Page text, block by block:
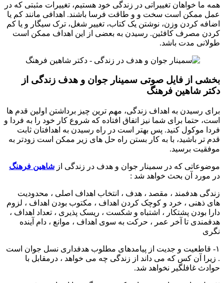
همه ما خواهان تغییراتی در زندگی خود هستیم، تغییرات مثبتی که در
عمل ممکن است سخت و و طاقت فرسا باشند. اهدافی مانند کم یا
اضافه کردن وزن، نوشتن یک کتاب، تغییر شغل، ترک سیگار و یا کم
کردن مصرف کافئین. رسیدن به بعضی از این اهداف ممکن است
طولانی مدت باشد.
بخشی از فایل صوتی سمینار جوان و هدف زندگی از
دکتر شاهین فرهنگ
برای رسیدن به اهداف زندگی، مهم ترین چیز برداشتن اولین قدم ها
است، حتما برای شما نیز اتفاق افتاده که شروع کار خود را به فردا و
فردا موکول کنید. پس بهتر است در راه رسیدن به اهدافتان ثابت
قدم تر باشید، با به کار بستن راه حل های زیر ممکن است زودتر به
موفقیت برسید.
موضوعاتی که در سمینار جوان و هدف در زندگی از شاهین فرهنگ
در مورد آن بحث خواهد شد :
زندگی هدفمند ، مقصد ، هدف ، انتخاب اهداف اصلی ، محدودیت
های ذهنی ، خرد و کوچک کردن اهداف ، مکتوب بودن اهداف ، لزوم
دارا بودن پشتکار ، اشتباه و شکست ، ریسک پذیری ، تعداد اهداف ،
هدفمندی تا آخر عمر ، حرکت به سوی اهداف ، موانع ، دام آینده
نگری
۱- قاطعیت و جدیت از پیامدهای مطلوب هدفداری نسل جوان است
. زیرا آن کس که می داند از زندگی چه می خواهد ، درمقابل با
حوادث غافلگیر نخواهد شد.